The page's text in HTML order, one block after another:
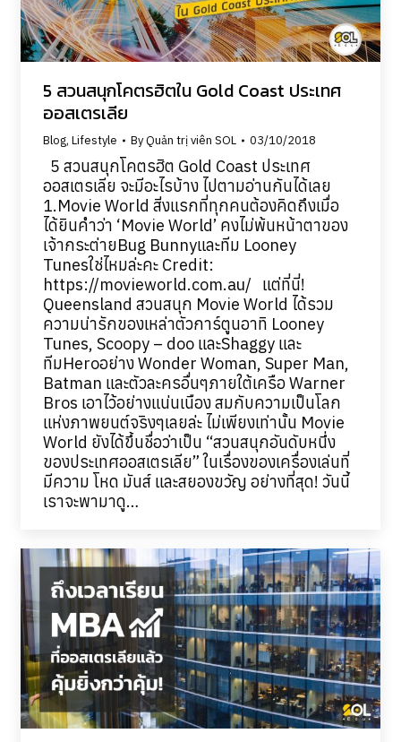
5 สวนสนุกโคตรฮิตใน Gold Coast ประเทศ
ออสเตรเลีย
Blog, Lifestyle ByQuản trị viên SOL 03/10/2018
5 สวนสนุกโคตรฮิต Gold Coast ประเทศ
ออสเตรเลีย จะมีอะไรบ้าง ไปตามอ่านกันได้เลย
1.Movie World สิ่งแรกที่ทุกคนต้องคิดถึงเมื่อ
ได้ยินคำว่า ‘Movie World’ คงไม่พ้นหน้าตาของ
เจ้ากระต่ายBug Bunnyและทีม Looney
Tunesใช่ไหมล่ะคะ Credit:
https://movieworld.com.au/ แต่ที่นี่!
Queensland สวนสนุก Movie World ได้รวม
ความน่ารักของเหล่าตัวการ์ตูนอาทิ Looney
Tunes, Scoopy – doo และShaggy และ
ทีมHeroอย่าง Wonder Woman, Super Man,
Batman และตัวละครอื่นๆภายใต้เครือ Warner
Bros เอาไว้อย่างแน่นเนือง สมกับความเป็นโลก
แห่งภาพยนต์จริงๆเลยล่ะ ไม่เพียงเท่านั้น Movie
World ยังได้ขึ้นชื่อว่าเป็น “สวนสนุกอันดับหนึ่ง
ของประเทศออสเตรเลีย” ในเรื่องของเครื่องเล่นที่
มีความ โหด มันส์ และสยองขวัญ อย่างที่สุด! วันนี้
เราจะพามาดู…